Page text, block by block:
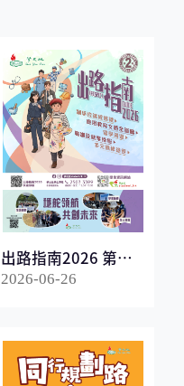
出路指南2026 第二
冊
2026-06-26